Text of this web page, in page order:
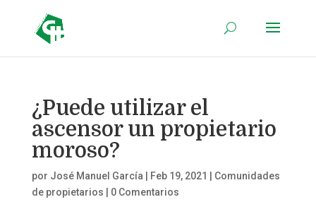
¿Puede utilizar el
ascensor un propietario
moroso?
por José Manuel García Feb 19, 2021
Comunidades
de propietarios
0 Comentarios